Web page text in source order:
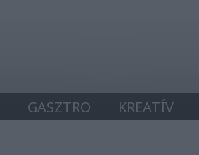
GASZTRO KREATÍV